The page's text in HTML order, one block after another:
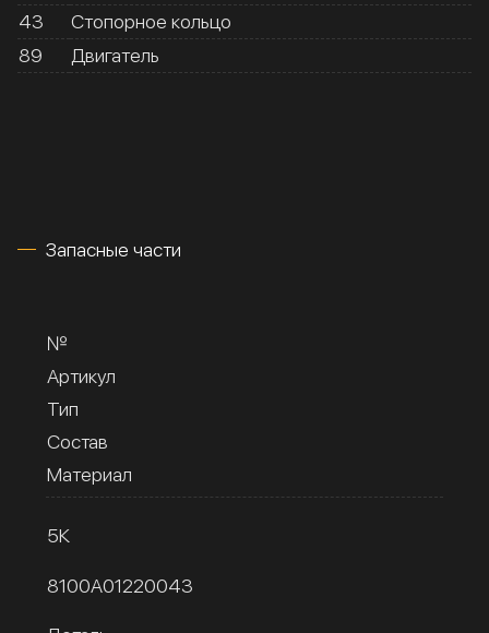
43
Стопорное кольцо
89
Двигатель
Запасные части
№
Артикул
Тип
Состав
Материал
5К
8100A01220043